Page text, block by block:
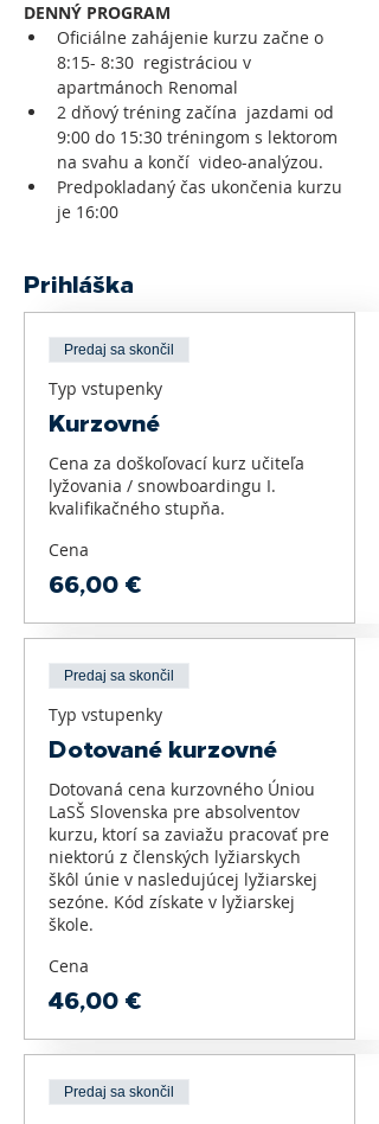
DENNÝ PROGRAM
Oficiálne zahájenie kurzu začne o
8:15- 8:30  registráciou v
apartmánoch Renomal
2 dňový tréning začína  jazdami od
9:00 do 15:30 tréningom s lektorom
na svahu a končí  video-analýzou.
Predpokladaný čas ukončenia kurzu
je 16:00
Prihláška
Predaj sa skončil
Typ vstupenky
Kurzovné
Cena za doškoľovací kurz učiteľa
lyžovania / snowboardingu I.
kvalifikačného stupňa.
Cena
66,00 €
Predaj sa skončil
Typ vstupenky
Dotované kurzovné
Dotovaná cena kurzovného Úniou
LaSŠ Slovenska pre absolventov
kurzu, ktorí sa zaviažu pracovať pre
niektorú z členských lyžiarskych
škôl únie v nasledujúcej lyžiarskej
sezóne. Kód získate v lyžiarskej
škole.
Cena
46,00 €
Predaj sa skončil